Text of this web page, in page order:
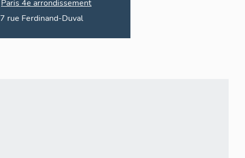
Paris 4e arrondissement
7 rue Ferdinand-Duval